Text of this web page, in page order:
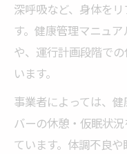
深呼吸など、身体を
す。健康管理マニュ
や、運行計画段階で
います。
事業者によっては、
バーの休憩・仮眠状
ています。体調不良